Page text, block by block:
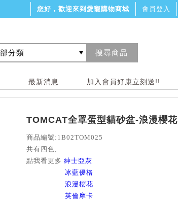
您好，歡迎來到愛寵購物商城 會員登入
最新消息 加入會員好康立刻送!!
TOMCAT全罩蛋型貓砂盆-浪漫櫻花
商品編號:1B02TOM025
共有四色,
點我看更多紳士亞灰
冰藍優格
浪漫櫻花
英倫摩卡